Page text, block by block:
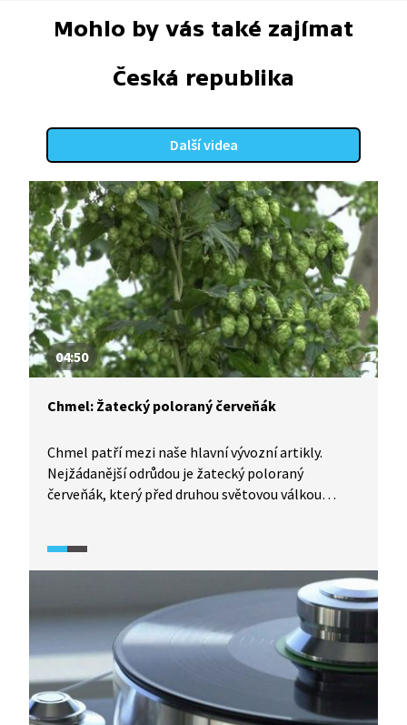
Mohlo by vás také zajímat
Česká republika
Další videa
04:50
Chmel: Žatecký poloraný červeňák
Chmel patří mezi naše hlavní vývozní artikly.
Nejžádanější odrůdou je žatecký poloraný
červeňák, který před druhou světovou válkou
však zcela jedinečným úspěchem, žatecký
za nejkvalitnější odrůdu chmelu na světě.